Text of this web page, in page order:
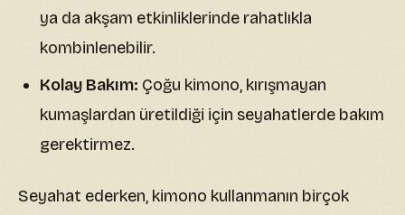
ya da akşam etkinliklerinde rahatlıkla
kombinlenebilir.
Kolay Bakım: Çoğu kimono, kırışmayan
kumaşlardan üretildiği için seyahatlerde bakım
gerektirmez.
Seyahat ederken, kimono kullanmanın birçok